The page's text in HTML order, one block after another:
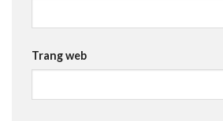
Trang web